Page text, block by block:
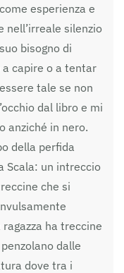
esperienza e
nell’irreale silenzio
bisogno di
capire o a tentar
tale se non
dal libro e mi
anziché in nero.
della perfida
Scala: un intreccio
che si
ha treccine
dalle
dove tra i